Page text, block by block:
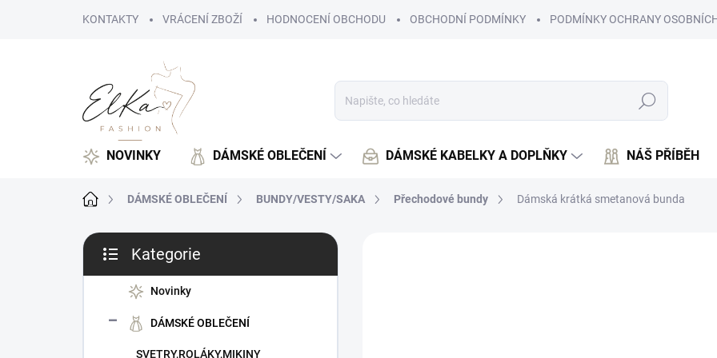
KONTAKTY VRÁCENÍ ZBOŽÍ HODNOCENÍ OBCHODU OBCHODNÍ PODMÍNKY PODMÍNKY OCHRANY
Hledat
NOVINKY DÁMSKÉ OBLEČENÍ DÁMSKÉ KABELKY A DOPLŇKY NÁŠ PŘÍBĚH
Domů DÁMSKÉ OBLEČENÍ BUNDY/VESTY/SAKA Přechodové bundy Dámská krátká smetanová bunda
P
s
kategorie
Kategorie
Novinky
DÁMSKÉ OBLEČENÍ
SVETRY,ROLÁKY,MIKINY